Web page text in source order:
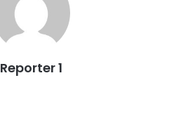
Reporter 1